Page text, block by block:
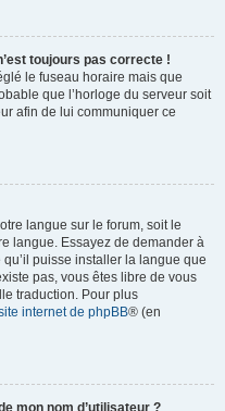
toujours pas correcte !
le fuseau horaire mais que
que l’horloge du serveur soit
afin de lui communiquer ce
langue sur le forum, soit le
langue. Essayez de demander à
puisse installer la langue que
pas, vous êtes libre de vous
traduction. Pour plus
internet de phpBB® (en
mon nom d’utilisateur ?